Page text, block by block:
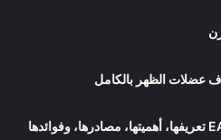
عضلات الظهر بالكامل